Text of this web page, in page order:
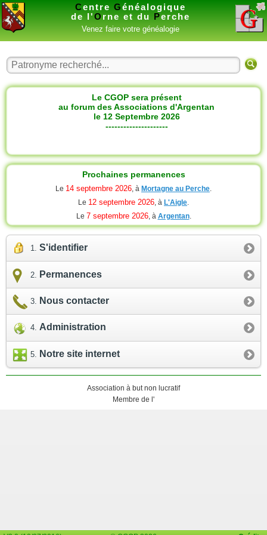
Centre Généalogique
de l'O rne et du Perche
Venez faire votre généalogie
Le CGOP sera présent
au forum des Associations d'Argentan
le 12 Septembre 2026
---------------------
Prochaines permanences
Le 14 septembre 2026, à Mortagne au Perche.
Le 12 septembre 2026, à L'Aigle.
Le 7 septembre 2026, à Argentan.
S'identifier
Permanences
Nous contacter
Administration
Notre site internet
Association à but non lucratif
Membre de l'